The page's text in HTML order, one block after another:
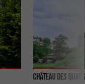
Château des